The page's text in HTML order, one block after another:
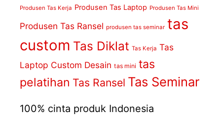
Produsen Tas Kerja Produsen Tas Laptop Produsen Tas Mini
Produsen Tas Ransel produsen tas seminar tas
custom Tas Diklat Tas Kerja Tas
Laptop Custom Desain tas mini tas
pelatihan Tas Ransel Tas Seminar
100% cinta produk Indonesia